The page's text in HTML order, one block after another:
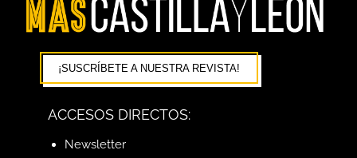
¡SUSCRÍBETE A NUESTRA REVISTA!
ACCESOS DIRECTOS:
Newsletter